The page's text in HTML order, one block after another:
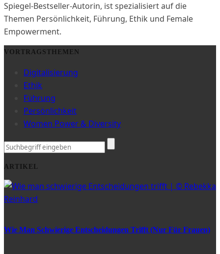
Spiegel-Bestseller-Autorin, ist spezialisiert auf die
Themen Persönlichkeit, Führung, Ethik und Female
Empowerment.
VORTRAGSTHEMEN
Digitalisierung
Ethik
Führung
Persönlichkeit
Women Power & Diversity
ARTIKEL
Wie Man Schwierige Entscheidungen Trifft (nur Für Frauen)